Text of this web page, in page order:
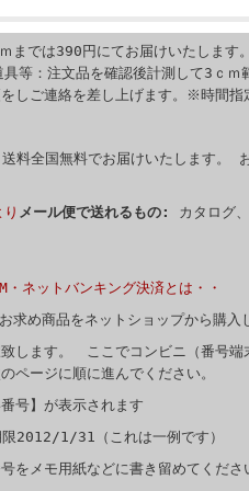
では390円にてお届けいたします
等：注文品を確認後計測して3ｃ
しご連絡を差し上げます。※時間
料全国無料でお届けいたします。
メール便で送れるもの:
カタログ
ネットバンキング決済とは・・
求め商品をネットショップから購入
します。 ここでコンビニ（番号端
ージに順に進んでください。
号】が表示されます
2012/1/31（これは一例です）
メモ用紙などに書き留めてくださ